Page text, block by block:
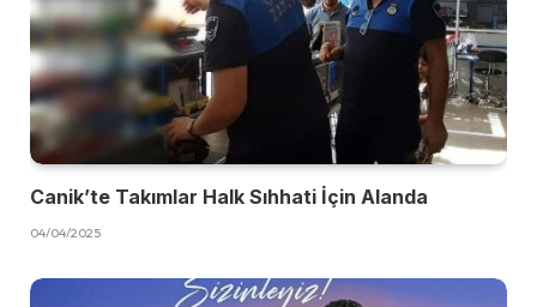
Canik’te Takımlar Halk Sıhhati İçin Alanda
04/04/2025